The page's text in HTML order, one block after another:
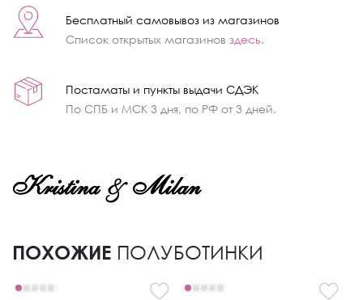
Бесплатный самовывоз из магазинов
Список открытых магазинов здесь.
Постаматы и пункты выдачи СДЭК
По СПБ и МСК 3 дня, по РФ от 3 дней.
ПОХОЖИЕ ПОЛУБОТИНКИ